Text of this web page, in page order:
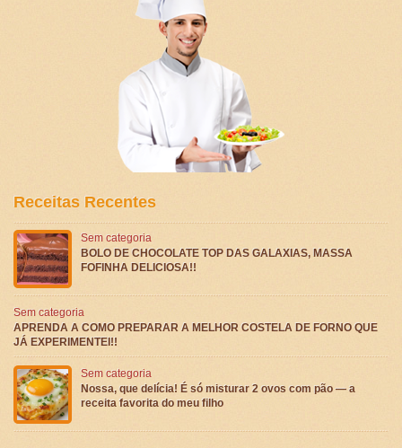
Receitas Recentes
Sem categoria
BOLO DE CHOCOLATE TOP DAS GALAXIAS, MASSA
FOFINHA DELICIOSA!!
Sem categoria
APRENDA A COMO PREPARAR A MELHOR COSTELA DE FORNO QUE
JÁ EXPERIMENTEI!!
Sem categoria
Nossa, que delícia! É só misturar 2 ovos com pão — a
receita favorita do meu filho